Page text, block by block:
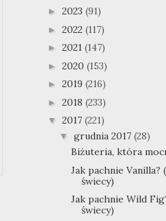
► 2023 (91)
► 2022 (117)
► 2021 (147)
► 2020 (153)
► 2019 (216)
► 2018 (233)
▼ 2017 (221)
▼ grudnia 2017 (28)
Biżuteria, która
Jak pachnie Vanilla?
świecy)
Jak pachnie Wild
świecy)